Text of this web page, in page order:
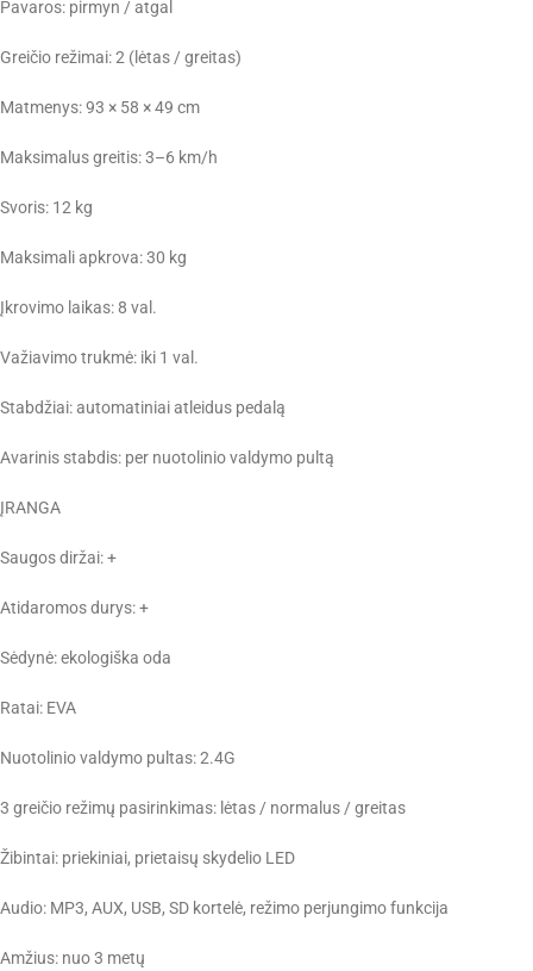
Pavaros: pirmyn / atgal
Greičio režimai: 2 (lėtas / greitas)
Matmenys: 93 × 58 × 49 cm
Maksimalus greitis: 3–6 km/h
Svoris: 12 kg
Maksimali apkrova: 30 kg
Įkrovimo laikas: 8 val.
Važiavimo trukmė: iki 1 val.
Stabdžiai: automatiniai atleidus pedalą
Avarinis stabdis: per nuotolinio valdymo pultą
ĮRANGA
Saugos diržai: +
Atidaromos durys: +
Sėdynė: ekologiška oda
Ratai: EVA
Nuotolinio valdymo pultas: 2.4G
3 greičio režimų pasirinkimas: lėtas / normalus / greitas
Žibintai: priekiniai, prietaisų skydelio LED
Audio: MP3, AUX, USB, SD kortelė, režimo perjungimo funkcija
Amžius: nuo 3 metų